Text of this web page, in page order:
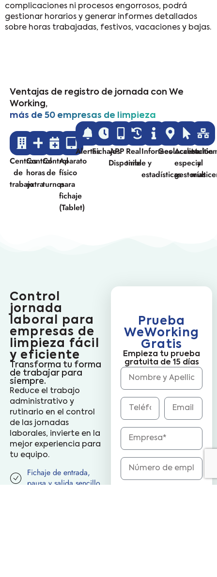
complicaciones ni procesos engorrosos, podrá
gestionar horarios y generar informes detallados
sobre horas trabajadas, festivos, vacaciones y bajas.
Ventajas de registro de jornada con We
Working,
más de 50 empresas de limpieza
Centros
de
trabajo
Control
horas
extra
Control
de
turnos
Aparato
físico
para
fichaje
(Tablet)
AlertasFichajes
APP
Disponible
Real
time
Informes
y
estadísticas
Geolocalización
Acceso
especial
gestorías
y
Control
jornada
laboral para
empresas de
limpieza fácil
y eficiente
Transforma tu forma
de trabajar para
siempre.
Reduce el trabajo
administrativo y
rutinario en el control
de las jornadas
laborales, invierte en la
mejor experiencia para
tu equipo.
Fichaje de entrada,
pausa y salida sencillo
Prueba
WeWorking
Gratis
Empieza tu prueba
gratuita de 15 días